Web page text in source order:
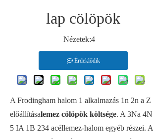
lap cölöpök
Nézetek:4
Érdeklődik
A Frodingham halom 1 alkalmazás 1n 2n a Z
előállításalemez cölöpök költsége. A 3Na 4N
5 IA 1B 234 acéllemez-halom egyéb részei. A